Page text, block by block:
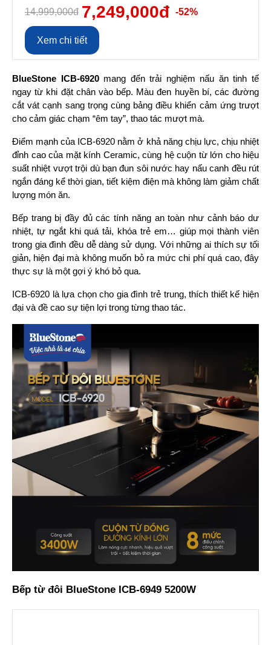
14,999,000đ 7,249,000đ -52%
Xem chi tiết
BlueStone ICB-6920 mang đến trải nghiệm nấu ăn tinh tế
ngay từ khi đặt chân vào bếp. Màu đen huyền bí, các đường
cắt vát cạnh sang trọng cùng bảng điều khiển cảm ứng trượt
cho cảm giác chạm “êm tay”, thao tác mượt mà.
Điểm mạnh của ICB-6920 nằm ở khả năng chịu lực, chịu nhiệt
đỉnh cao của mặt kính Ceramic, cùng hệ cuộn từ lớn cho hiệu
suất nhiệt vượt trội dù bạn đun sôi nước hay nấu canh đều rút
ngắn đáng kể thời gian, tiết kiệm điện mà không làm giảm chất
lượng món ăn.
Bếp trang bị đầy đủ các tính năng an toàn như cảnh báo dư
nhiệt, tự ngắt khi quá tải, khóa trẻ em… giúp mọi thành viên
trong gia đình đều dễ dàng sử dụng. Với những ai thích sự tối
giản, hiện đại mà không muốn bỏ ra mức chi phí quá cao, đây
thực sự là một gợi ý khó bỏ qua.
ICB-6920 là lựa chọn cho gia đình trẻ trung, thích thiết kế hiện
đại và đề cao sự tiện lợi trong từng thao tác.
Bếp từ đôi BlueStone ICB-6949 5200W